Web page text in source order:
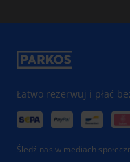
Łatwo rezerwuj i płać
Śledź nas w mediach